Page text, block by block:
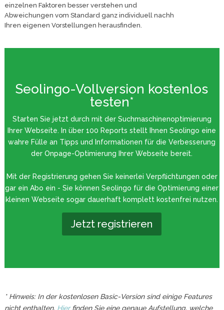
einzelnen Faktoren besser verstehen und
Abweichungen vom Standard ganz individuell nachh
Ihren eigenen Vorstellungen herausfinden.
Seolingo-Vollversion kostenlos
testen*
Starten Sie jetzt durch mit der Suchmaschinenoptimierung
Ihrer Webseite. In über 100 Reports stellt Ihnen Seolingo eine
wahre Fülle an Tipps und Informationen für die Verbesserung
der Onpage-Optimierung Ihrer Webseite bereit.
Mit der Registrierung gehen Sie keinerlei Verpflichtungen oder
gar ein Abo ein - Sie können Seolingo für die Optimierung einer
kleinen Webseite sogar dauerhaft komplett kostenfrei nutzen.
Jetzt registrieren
* Hinweis: In der kostenlosen Basic-Version sind einige Features
nicht enthalten. Hierfinden Sie eine genaue Aufstellung, welche